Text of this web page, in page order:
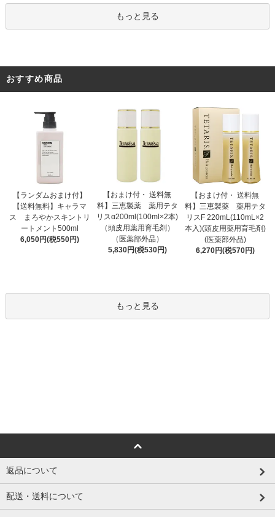
もっと見る
おすすめ商品
【ランダムおまけ付】
【送料無料】キャラマ
ス まろやかスキントリ
ートメント500ml
6,050円(税550円)
【おまけ付・ 送料無
料】三恵製薬 薬用テタ
リスα200ml(100ml×2本)
（頭皮用薬用育毛剤）
（医薬部外品）
5,830円(税530円)
【おまけ付・ 送料無
料】三恵製薬 薬用テタ
リスF 220mL(110mL×2
本入)(頭皮用薬用育毛剤)
(医薬部外品)
6,270円(税570円)
もっと見る
返品について
配送・送料について